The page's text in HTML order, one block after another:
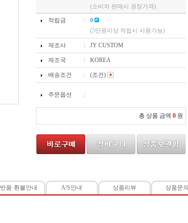
(소비자 판매시 권장가격)
적립금
:
0
(5만원이상 적립시 사용가능)
제조사 : JY CUSTOM
제조국 : KOREA
배송조건 : (조건)
주문옵션 :
총 상품 금액 0 원
반품·환불안내 A/S안내 상품리뷰 상품문의